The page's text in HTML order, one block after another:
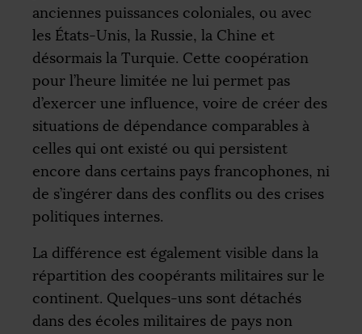
anciennes puissances coloniales, ou avec
les États-Unis, la Russie, la Chine et
désormais la Turquie. Cette coopération
pour l’heure limitée ne lui permet pas
d’exercer une influence, voire de créer des
situations de dépendance comparables à
celles qui ont existé ou qui persistent
encore dans certains pays francophones, ni
de s’ingérer dans des conflits ou des crises
politiques internes.
La différence est également visible dans la
répartition des coopérants militaires sur le
continent. Quelques-uns sont détachés
dans des écoles militaires de pays non